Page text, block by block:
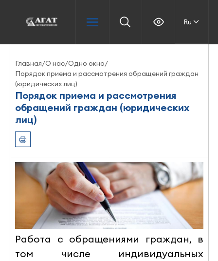
Ru
Главная/О нас/Одно окно/
Порядок приема и рассмотрения обращений граждан
(юридических лиц)
Порядок приема и рассмотрения
обращений граждан (юридических
лиц)
Работа с обращениями граждан, в
том числе индивидуальных